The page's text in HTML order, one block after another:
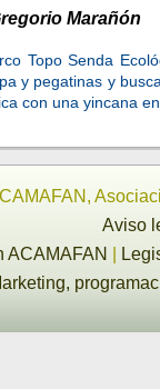
Marañón
Topo Senda
y pegatinas y
con una yincana
Aviso
ACAMAFAN